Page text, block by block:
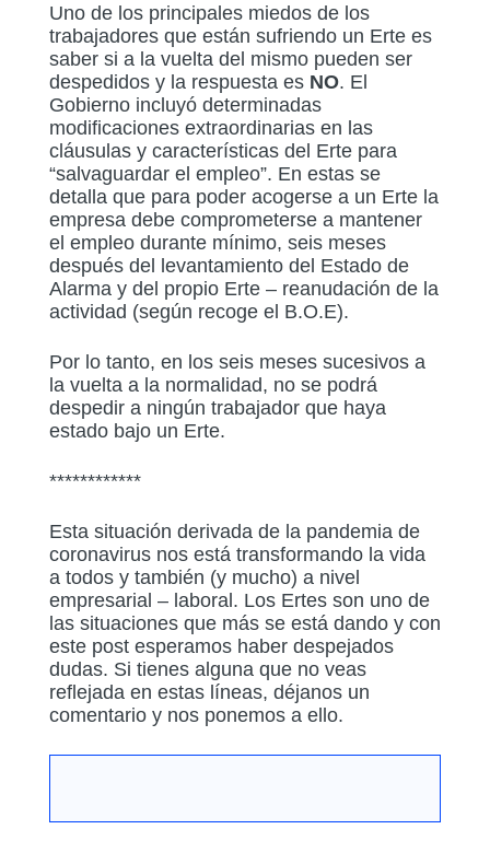
Uno de los principales miedos de los
trabajadores que están sufriendo un Erte es
saber si a la vuelta del mismo pueden ser
despedidos y la respuesta es NO. El
Gobierno incluyó determinadas
modificaciones extraordinarias en las
cláusulas y características del Erte para
“salvaguardar el empleo”. En estas se
detalla que para poder acogerse a un Erte la
empresa debe comprometerse a mantener
el empleo durante mínimo, seis meses
después del levantamiento del Estado de
Alarma y del propio Erte – reanudación de la
actividad (según recoge el B.O.E).
Por lo tanto, en los seis meses sucesivos a
la vuelta a la normalidad, no se podrá
despedir a ningún trabajador que haya
estado bajo un Erte.
************
Esta situación derivada de la pandemia de
coronavirus nos está transformando la vida
a todos y también (y mucho) a nivel
empresarial – laboral. Los Ertes son uno de
las situaciones que más se está dando y con
este post esperamos haber despejados
dudas. Si tienes alguna que no veas
reflejada en estas líneas, déjanos un
comentario y nos ponemos a ello.